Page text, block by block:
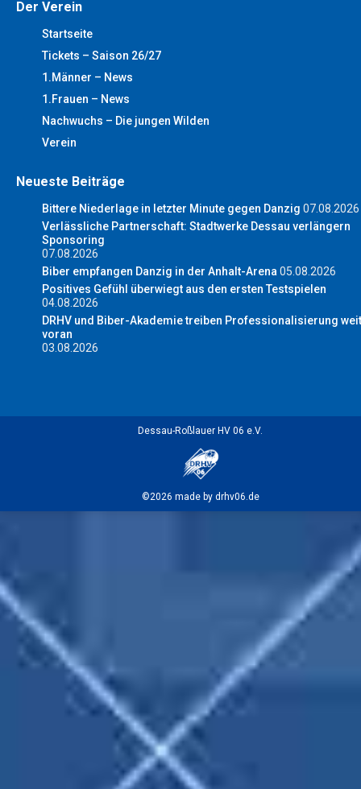
Der Verein
Startseite
Tickets – Saison 26/27
1.Männer – News
1.Frauen – News
Nachwuchs – Die jungen Wilden
Verein
Neueste Beiträge
Bittere Niederlage in letzter Minute gegen Danzig 07.08.2026
Verlässliche Partnerschaft: Stadtwerke Dessau verlängern
Sponsoring
07.08.2026
Biber empfangen Danzig in der Anhalt-Arena 05.08.2026
Positives Gefühl überwiegt aus den ersten Testspielen
04.08.2026
DRHV und Biber-Akademie treiben Professionalisierung
voran
03.08.2026
Dessau-Roßlauer HV 06 e.V.
©2026 made by drhv06.de